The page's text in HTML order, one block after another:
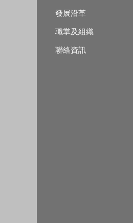
發展沿革
職掌及組織
聯絡資訊